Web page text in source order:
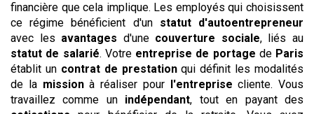
financière que cela implique. Les employés qui choisissent
ce régime bénéficient d'un statut d'autoentrepreneur
avec les avantages d'une couverture sociale, liés au
statut de salarié. Votre entreprise de portage de Paris
établit un contrat de prestationqui définit les modalités
de la missionà réaliser pour l'entreprise cliente. Vous
travaillez comme un indépendant, tout en payant des